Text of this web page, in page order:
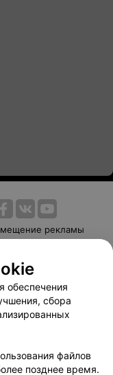
рекламы
оплаты
обеспечения
сбора
файлов
позднее время.